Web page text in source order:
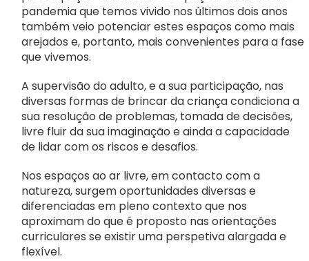
Notícias
Apoie a ANIP
pandemia que temos vivido nos últimos dois anos
também veio potenciar estes espaços como mais
arejados e, portanto, mais convenientes para a fase
que vivemos.
A supervisão do adulto, e a sua participação, nas
diversas formas de brincar da criança condiciona a
sua resolução de problemas, tomada de decisões,
livre fluir da sua imaginação e ainda a capacidade
de lidar com os riscos e desafios.
Nos espaços ao ar livre, em contacto com a
natureza, surgem oportunidades diversas e
diferenciadas em pleno contexto que nos
aproximam do que é proposto nas orientações
curriculares se existir uma perspetiva alargada e
flexível.